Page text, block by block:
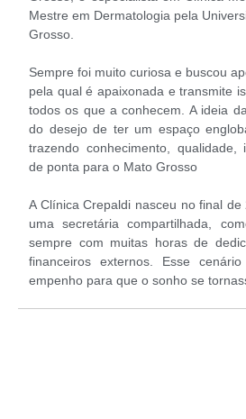
Mestre em Dermatologia pela
Grosso.
Sempre foi muito curiosa e buscou
pela qual é apaixonada e transmite
todos os que a conhecem. A ideia
do desejo de ter um espaço
trazendo conhecimento, qualidade,
de ponta para o Mato Grosso
A Clínica Crepaldi nasceu no final
uma secretária compartilhada,
sempre com muitas horas de
financeiros externos. Esse
empenho para que o sonho se